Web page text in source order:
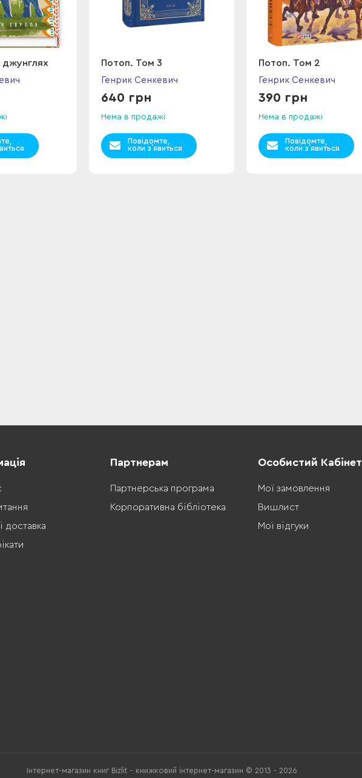
джунглях Потоп. Том 3
Генрик Сенкевич
640 грн
Нема в продажі
Повідомте,
коли з`явиться
Потоп. Том 2
Генрик Сенкевич
390 грн
Нема в продажі
Повідомте,
коли з`явиться
доставка
Партнерам
Партнерська програма
Корпоративна бібліотека
Особистий Кабінет
Мої замовлення
Вишлист
Мої відгуки
Інтернет-магазин книг Bizlit - книжковий інтернет-магазин © 2013 - 2026